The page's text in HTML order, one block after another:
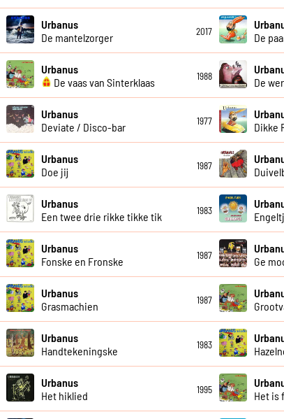
Urbanus
De mantelzorger
2017
De
Urbanus
De vaas van Sinterklaas
1988
De
Urbanus
Deviate / Disco-bar
1977
Dikke
Urbanus
Doe jij
1987
Urbanus
Een twee drie rikke tikke tik
1983
Urbanus
Fonske en Fronske
1987
Ge
Urbanus
Grasmachien
1987
Urbanus
Handtekeningske
1983
Urbanus
Het hiklied
1995
Het is